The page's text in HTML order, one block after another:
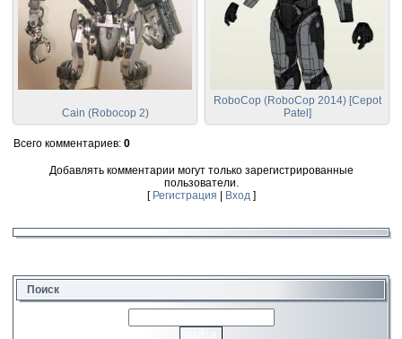
Cain (Robocop 2)
RoboCop (RoboСop 2014) [Cepot
Patel]
Всего комментариев: 0
Добавлять комментарии могут только зарегистрированные
пользователи.
[ Регистрация Вход]
Поиск